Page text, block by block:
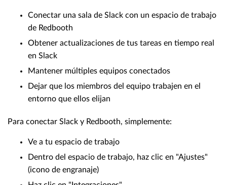
Conectar una sala de Slack con un espacio de trabajo
de Redbooth
Obtener actualizaciones de tus tareas en tiempo real
en Slack
Mantener múltiples equipos conectados
Dejar que los miembros del equipo trabajen en el
entorno que ellos elijan
Para conectar Slack y Redbooth, simplemente:
Ve a tu espacio de trabajo
Dentro del espacio de trabajo, haz clic en "Ajustes"
(icono de engranaje)